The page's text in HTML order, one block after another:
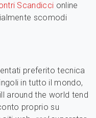
Scandicci online
scomodi
preferito tecnica
in tutto il mondo,
around the world tend
proprio su